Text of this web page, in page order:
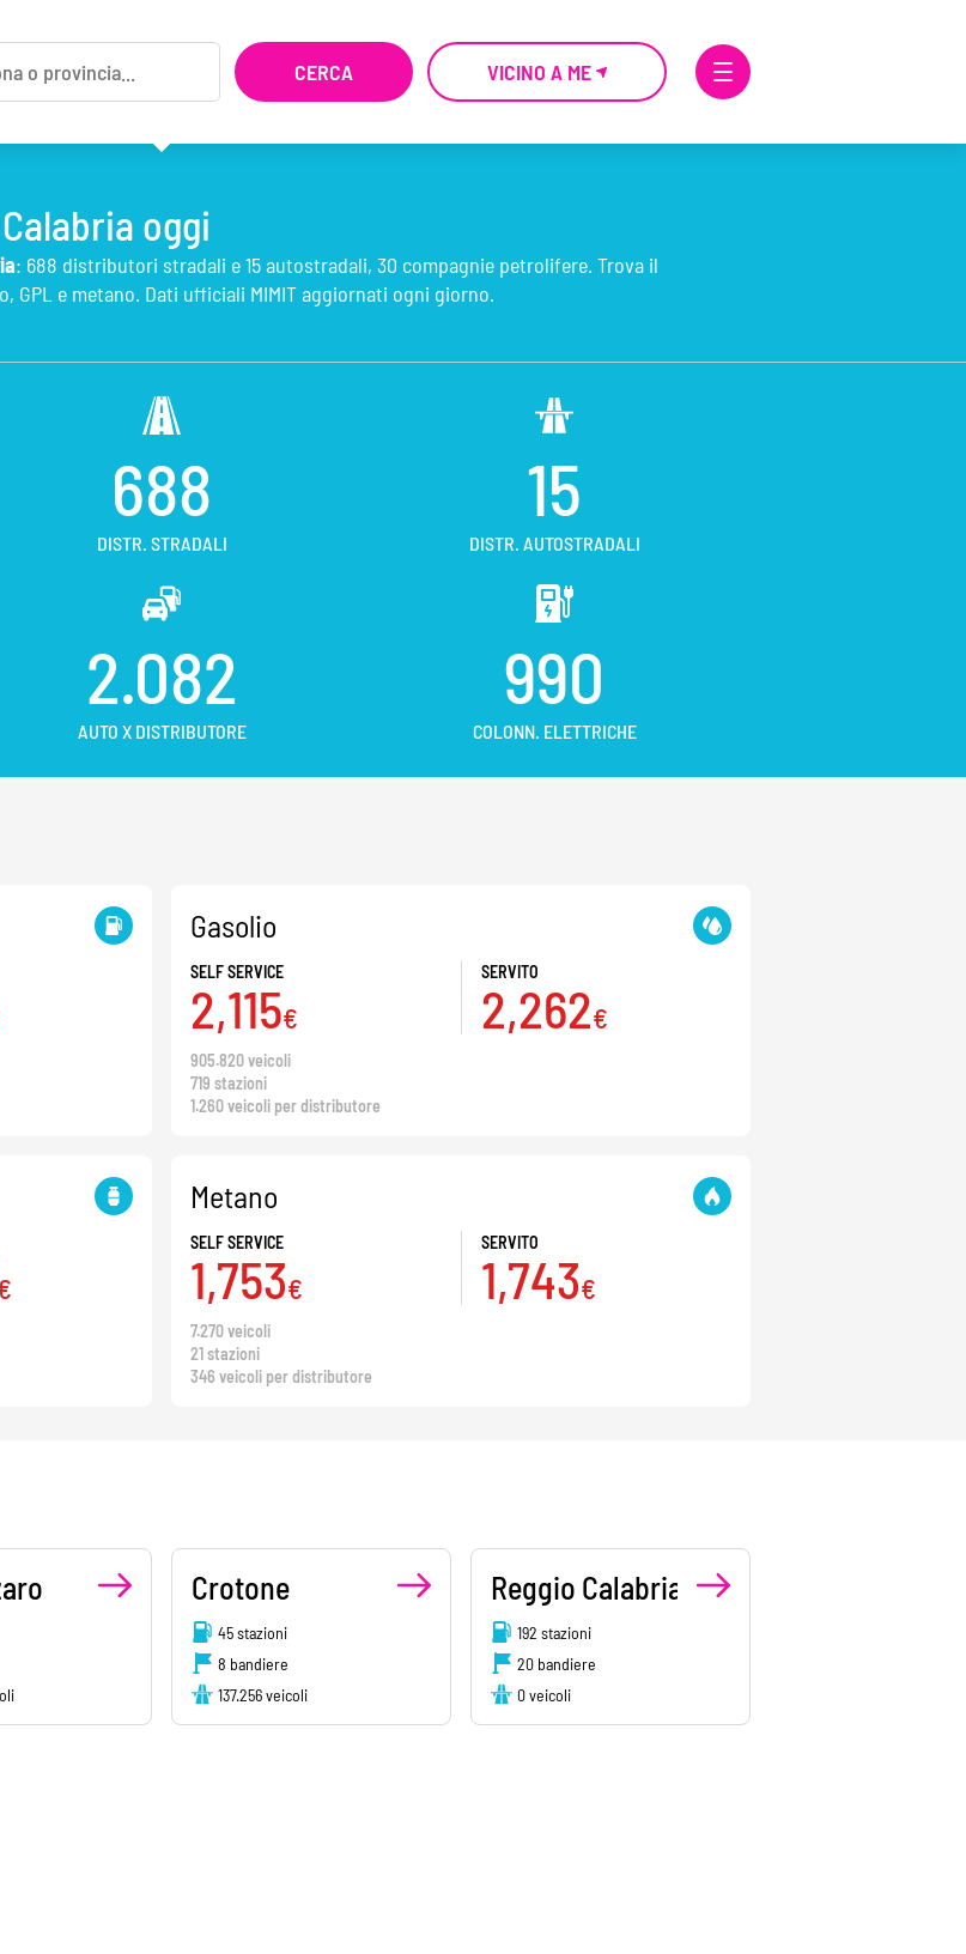
VICINO A ME
oggi
: 688 distributori stradali e 15 autostradali, 30 compagnie petrolifere. Trova il
e metano. Dati ufficiali MIMIT aggiornati ogni giorno.
688
DISTR. STRADALI
15
DISTR. AUTOSTRADALI
2.082
AUTO X DISTRIBUTORE
990
COLONN. ELETTRICHE
Gasolio
SELF SERVICE
2,115€
SERVITO
2,262€
905.820 veicoli
719 stazioni
1.260 veicoli per distributore
Metano
SELF SERVICE
1,753€
SERVITO
1,743€
7.270 veicoli
21 stazioni
346 veicoli per distributore
Crotone
45 stazioni
8 bandiere
137.256 veicoli
Reggio Calabria
192 stazioni
20 bandiere
0 veicoli